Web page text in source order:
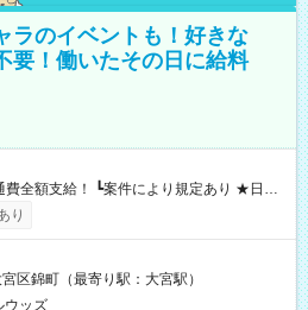
ラのイベントも！好きな
！働いたその日に給料
┗働いたその日に現金GET♪ お仕事後はコ
引き落とせます！ 【試用期間】試
り
区錦町（最寄り駅：大宮駅）
ウッズ